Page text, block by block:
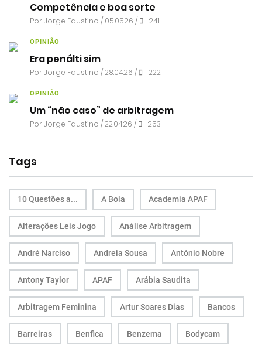
Competência e boa sorte
PorJorge Faustino / 05.05.26 / 241
OPINIÃO
Era penálti sim
PorJorge Faustino / 28.04.26 / 222
OPINIÃO
Um “não caso” de arbitragem
PorJorge Faustino / 22.04.26 / 253
Tags
10 Questões a... A Bola Academia APAF
Alterações Leis Jogo Análise Arbitragem
André Narciso Andreia Sousa António Nobre
Antony Taylor APAF Arábia Saudita
Arbitragem Feminina Artur Soares Dias Bancos
Barreiras Benfica Benzema Bodycam